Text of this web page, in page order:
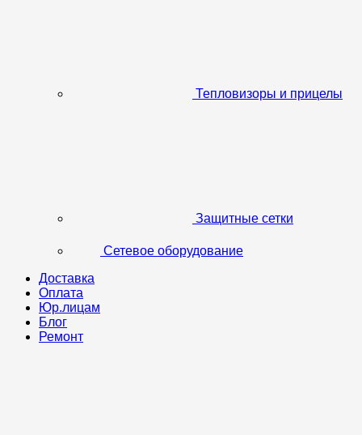
Тепловизоры и прицелы
Защитные сетки
Сетевое оборудование
Доставка
Оплата
Юр.лицам
Блог
Ремонт